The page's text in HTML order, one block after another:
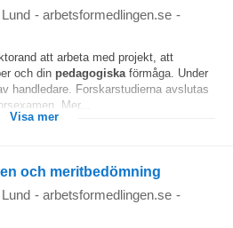
Lund - arbetsformedlingen.se -
att arbeta med projekt, att
och din pedagogiskaförmåga. Under
handledare. Forskarstudierna avslutas
Mer...
Visa mer
och meritbedömning
Lund - arbetsformedlingen.se -